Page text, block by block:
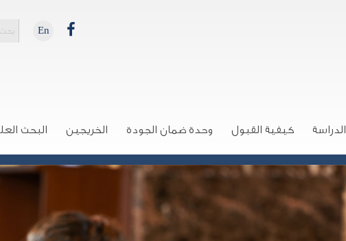
En
الدراسة كيفية القبول وحدة ضمان الجودة الخريجين البحث